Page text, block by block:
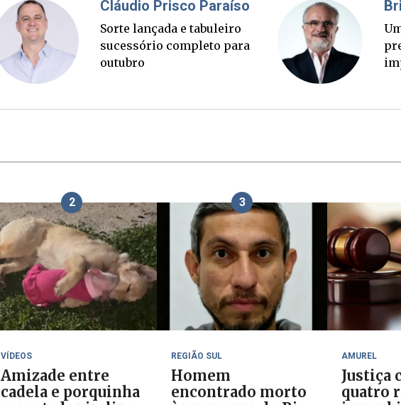
Fabiano Bordignon
Ponte Anita Garibaldi virou
palanque eleitoral
2
VÍDEOS
Amizade entre
cadela e porquinha
3
REGIÃO SUL
Homem
encontrado morto
AMUREL
Justiça
quatro